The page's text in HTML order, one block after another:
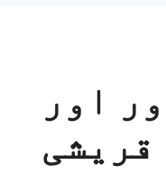
اور
قریشی